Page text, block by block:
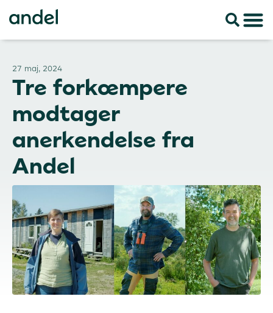
27 maj, 2024
Tre forkæmpere
modtager
anerkendelse fra
Andel